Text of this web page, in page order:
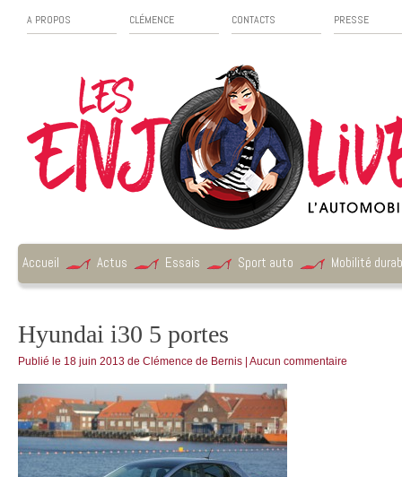
A PROPOS CLÉMENCE CONTACTS PRESSE
Accueil Actus Essais Sport auto Mobilité
Hyundai i30 5 portes
Publié le 18 juin 2013 de Clémence de Bernis Aucun commentaire